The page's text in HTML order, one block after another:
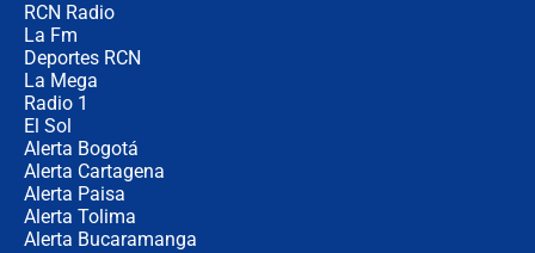
RCN Radio
La Fm
Deportes RCN
La Mega
Radio 1
El Sol
Alerta Bogotá
Alerta Cartagena
Alerta Paisa
Alerta Tolima
Alerta Bucaramanga